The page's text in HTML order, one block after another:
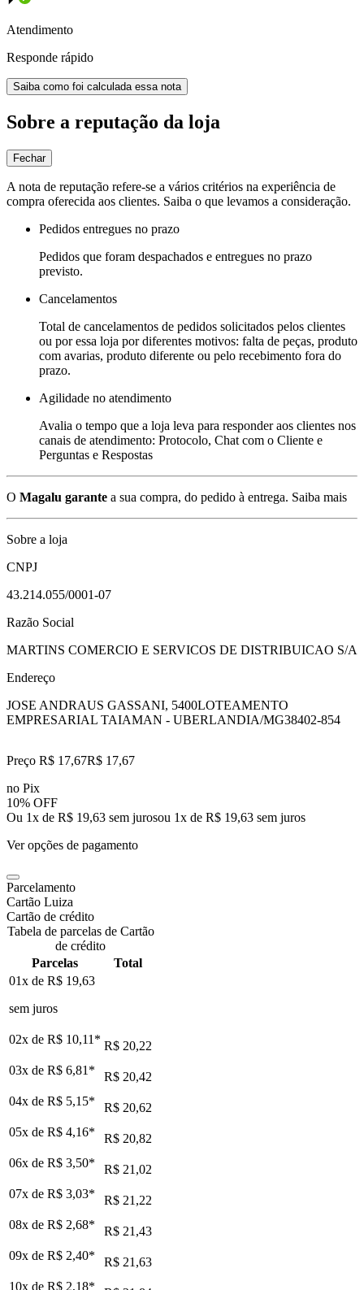
Atendimento
Responde rápido
Saiba como foi calculada essa nota
Sobre a reputação da loja
Fechar
A nota de reputação refere-se a vários critérios na experiência de
compra oferecida aos clientes. Saiba o que levamos a consideração.
Pedidos entregues no prazo
Pedidos que foram despachados e entregues no prazo
previsto.
Cancelamentos
Total de cancelamentos de pedidos solicitados pelos clientes
ou por essa loja por diferentes motivos: falta de peças, produto
com avarias, produto diferente ou pelo recebimento fora do
prazo.
Agilidade no atendimento
Avalia o tempo que a loja leva para responder aos clientes nos
canais de atendimento: Protocolo, Chat com o Cliente e
Perguntas e Respostas
O Magalu garante a sua compra, do pedido à entrega. Saiba mais
Sobre a loja
CNPJ
43.214.055/0001-07
Razão Social
MARTINS COMERCIO E SERVICOS DE DISTRIBUICAO S/A
Endereço
JOSE ANDRAUS GASSANI, 5400LOTEAMENTO
EMPRESARIAL TAIAMAN - UBERLANDIA/MG38402-854
Preço R$ 17,67R$ 17,67
no Pix
10% OFF
Ou 1x de R$ 19,63 sem jurosou 1x de R$ 19,63 sem juros
Ver opções de pagamento
Parcelamento
Cartão Luiza
Cartão de crédito
Tabela de parcelas de Cartão
de crédito
Parcelas
Total
01x de R$ 19,63
sem juros
02x de R$ 10,11 * R$ 20,22
03x de R$ 6,81 *
R$ 20,42
04x de R$ 5,15*
R$ 20,62
05x de R$ 4,16*
R$ 20,82
06x de R$ 3,50*
R$ 21,02
07x de R$ 3,03*
R$ 21,22
08x de R$ 2,68*
R$ 21,43
09x de R$ 2,40*
R$ 21,63
10x de R$ 2,18*